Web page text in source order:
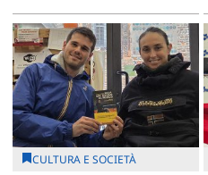
CULTURA E SOCIETÀ